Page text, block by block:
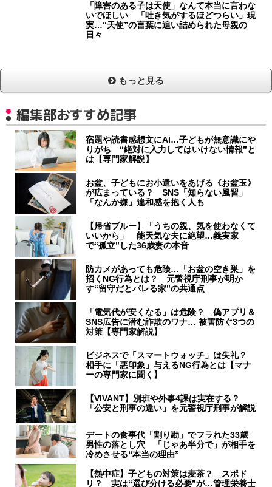
「障害のある子は天使」なんて本当に言わな
いでほしい 「吐き気がするほどつらい」現
実…“天使”の言葉に追い詰められた母親の
日々
もっと見る
編集部おすすめ記事
宿題や読書感想文にAI…子どもが無意識にや
りがち “絶対に入力してはいけない情報”と
は【専門家解説】
お盆、子どもにお小遣いをあげる《お盆玉》
が広まっている？ SNS「知らない風習」
「なんか嫌」違和感を抱く人も
【帰省ブルー】「うちの親、気を使わなくて
いいから」 能天気な夫に絶望…義実家
で“孤立”した36歳妻の本音
防カメがあっても危険…「お盆の空き巣」を
招くNG行為とは？ 元警視庁刑事が明か
す“留守だとバレる家”の共通点
「電気代が安くなる」は危険？ 偽アプリ＆
SNS広告に潜む詐欺のワナ… 被害防ぐ3つの
対策【専門家解説】
ビジネスで「スマートウォッチ」は失礼？
相手に「悪印象」与えるNG行為とは【マナ
ーの専門家に聞く】
【VIVANT】別班や外事4課は実在する？
「公安と刑事の違い」を元警視庁刑事が解説
デートの食事代「割り勘」でフラれた33歳
男性の落とし穴 「じゃあ半分で」が相手を
冷めさせる“本当の理由”
【熱中症】子どもの対策は麦茶？ スポド
リ？ 実は“選び分ける必要”が…管理栄養士